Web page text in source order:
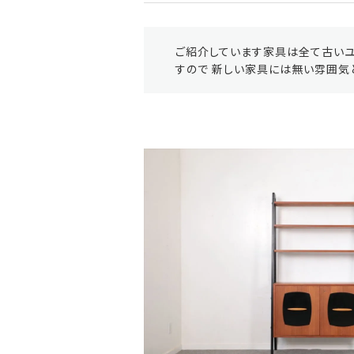
ご紹介しています家具は全て古い
すので 新しい家具には無い雰囲気